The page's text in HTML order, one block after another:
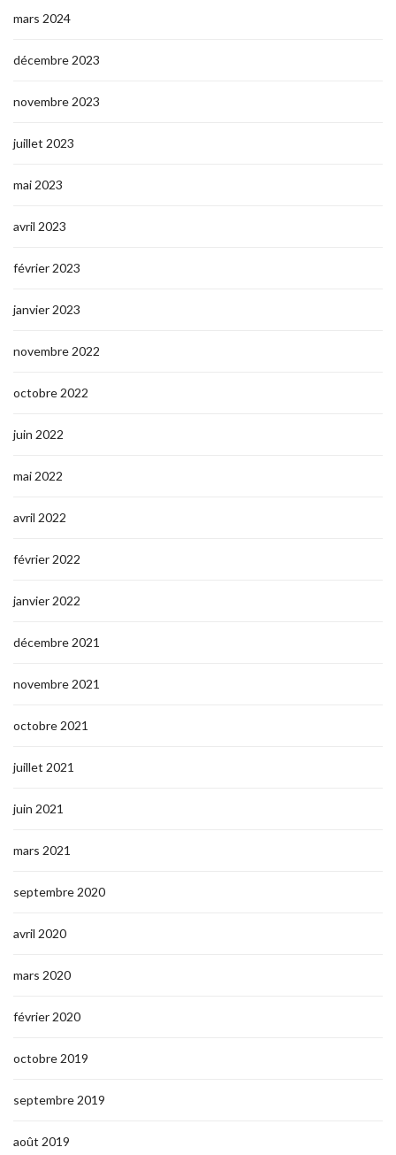
mars 2024
décembre 2023
novembre 2023
juillet 2023
mai 2023
avril 2023
février 2023
janvier 2023
novembre 2022
octobre 2022
juin 2022
mai 2022
avril 2022
février 2022
janvier 2022
décembre 2021
novembre 2021
octobre 2021
juillet 2021
juin 2021
mars 2021
septembre 2020
avril 2020
mars 2020
février 2020
octobre 2019
septembre 2019
août 2019